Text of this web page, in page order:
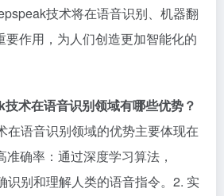
技术将在语音识别、机器翻
要作用，为人们创造更加智能化的
术在语音识别领域有哪些优势？
在语音识别领域的优势主要体现在
准确率：通过深度学习算法，
识别和理解人类的语音指令。2. 实